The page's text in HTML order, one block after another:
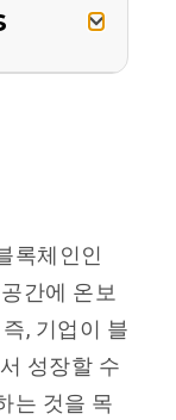
록체인인
간에 온보
, 기업이 블
성장할 수
는 것을 목